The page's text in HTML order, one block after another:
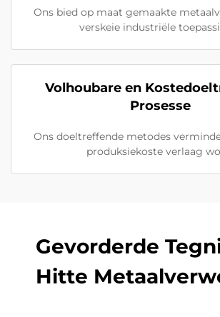
Ons bied op maat gemaakte
verskeie industriële
Volhoubare en
Prosesse
Ons doeltreffende metodes
produksiekoste verlaag
Gevorderde
Hitte